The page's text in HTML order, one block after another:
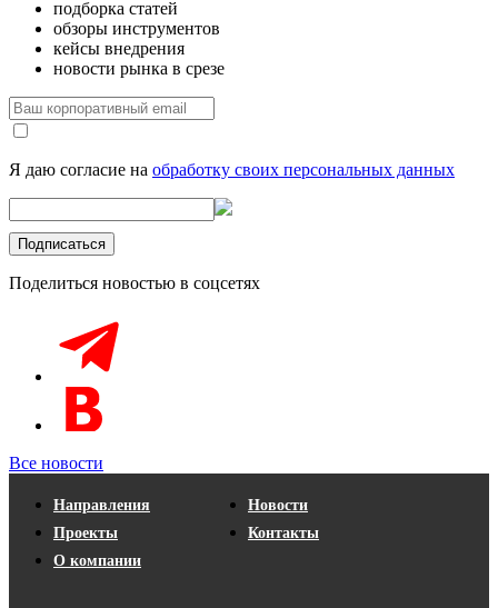
подборка статей
обзоры инструментов
кейсы внедрения
новости рынка в срезе
Я даю согласие на обработку своих персональных данных
Поделиться новостью в соцсетях
Все новости
Направления
Проекты
О компании
Новости
Контакты